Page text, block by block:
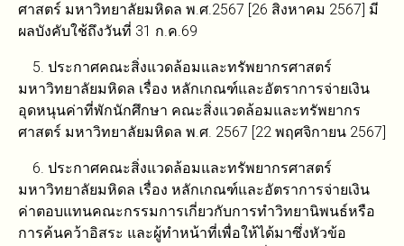
ศาสตร์ มหาวิทยาลัยมหิดล พ.ศ.2567 [26 สิงหาคม 2567] มี
ผลบังคับใช้ถึงวันที่ 31 ก.ค.69
5. ประกาศคณะสิ่งแวดล้อมและทรัพยากรศาสตร์
มหาวิทยาลัยมหิดล เรื่อง หลักเกณฑ์และอัตราการจ่ายเงิน
อุดหนุนค่าที่พักนักศึกษา คณะสิ่งแวดล้อมและทรัพยากร
ศาสตร์ มหาวิทยาลัยมหิดล พ.ศ. 2567 [22 พฤศจิกายน 2567]
6. ประกาศคณะสิ่งแวดล้อมและทรัพยากรศาสตร์
มหาวิทยาลัยมหิดล เรื่อง หลักเกณฑ์และอัตราการจ่ายเงิน
ค่าตอบแทนคณะกรรมการเกี่ยวกับการทำวิทยานิพนธ์หรือ
การค้นคว้าอิสระ และผู้ทำหน้าที่เพื่อให้ได้มาซึ่งหัวข้อ